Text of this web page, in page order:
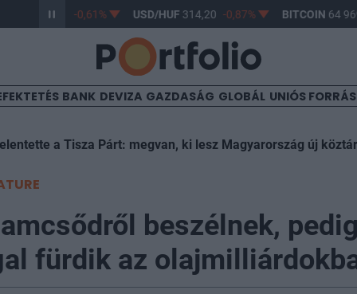
363,17 -0,61% USD/HUF 314,20 -0,87% BITCOIN64
BANK DEVIZA GAZDASÁG GLOBÁL UNIÓS
a Tisza Párt: megvan, ki lesz Magyarország új
beszélnek,
fürdik az